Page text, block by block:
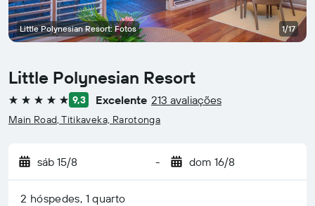
Little Polynesian Resort
5 estrelas 9,3 Excelente 213 avaliações
Main Road, Titikaveka, Rarotonga
sáb 15/8 - dom 16/8
2 hóspedes, 1 quarto
Little Polynesian Resort: Fotos 1/17